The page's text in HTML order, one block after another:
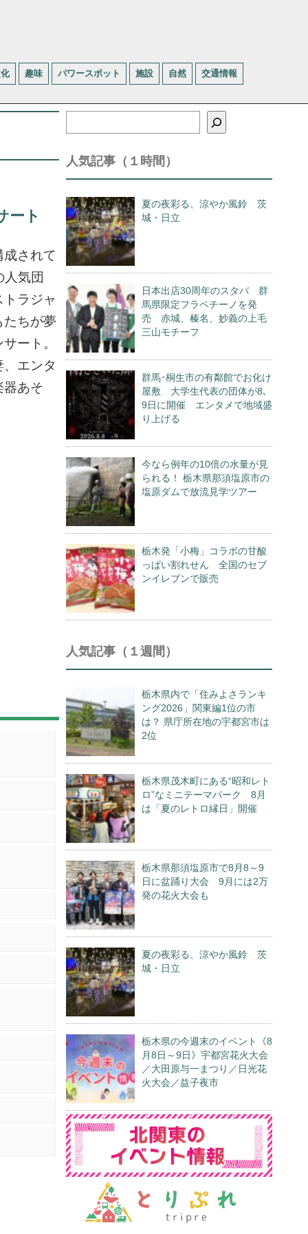
趣味 パワースポット 施設 自然 交通情報
ート
されて
気団
ラジャ
たちが夢
ート。
エンタ
器あそ
索
人気記事（１時間）
夏の夜彩る、涼やか風鈴 茨
城・日立
日本出店30周年のスタバ 群
馬県限定フラペチーノを発
売 赤城、榛名、妙義の上毛
三山モチーフ
群馬･桐生市の有鄰館でお化け
屋敷 大学生代表の団体が8､
9日に開催 エンタメで地域盛
り上げる
今なら例年の10倍の水量が見
られる！ 栃木県那須塩原市の
塩原ダムで放流見学ツアー
栃木発「小梅」コラボの甘酸
っぱい割れせん 全国のセブ
ンイレブンで販売
人気記事（１週間）
栃木県内で「住みよさランキ
ング2026」関東編1位の市
は？ 県庁所在地の宇都宮市は
2位
栃木県茂木町にある“昭和レト
ロ”なミニテーマパーク 8月
は「夏のレトロ縁日」開催
栃木県那須塩原市で8月8～9
日に盆踊り大会 9月には2万
発の花火大会も
夏の夜彩る、涼やか風鈴 茨
城・日立
栃木県の今週末のイベント《8
月8日～9日》宇都宮花火大会
／大田原与一まつり／日光花
火大会／益子夜市